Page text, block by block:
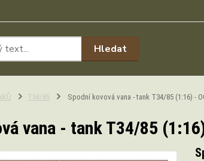
Hledat
T34/85 Spodní kovová vana - tank T34/85 (1:16) -
vana - tank T34/85